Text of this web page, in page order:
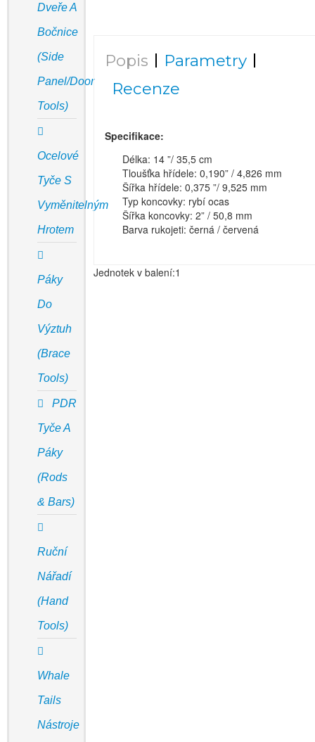
Dveře A
Bočnice
(Side
Panel/door
Tools)
Ocelové
Tyče S
Vyměnitelným
Hrotem
Páky
Do
Výztuh
(Brace
Tools)
PDR
Tyče A
Páky
(Rods
& Bars)
Ruční
Nářadí
(Hand
Tools)
Whale
Tails
Nástroje
Popis
Parametry
Recenze
Specifikace:
Délka: 14 ”/ 35,5 cm
Tloušťka hřídele: 0,190” / 4,826 mm
Šířka hřídele: 0,375 ”/ 9,525 mm
Typ koncovky: rybí ocas
Šířka koncovky: 2” / 50,8 mm
Barva rukojeti: černá / červená
Jednotek v balení:1